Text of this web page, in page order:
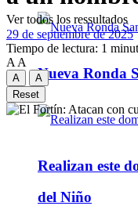
Nueva Ronda
Realizan este
del Niño
Ver todos los ressultados
29 de septiembre de 2025
Tiempo de lectura: 1
A A
A
A
Reset